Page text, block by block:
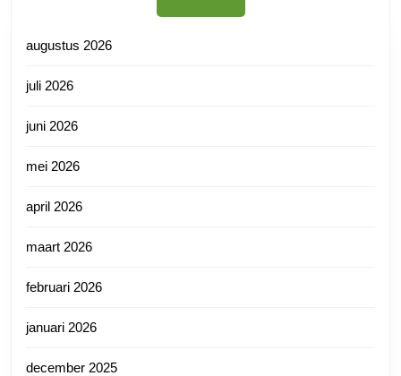
augustus 2026
juli 2026
juni 2026
mei 2026
april 2026
maart 2026
februari 2026
januari 2026
december 2025